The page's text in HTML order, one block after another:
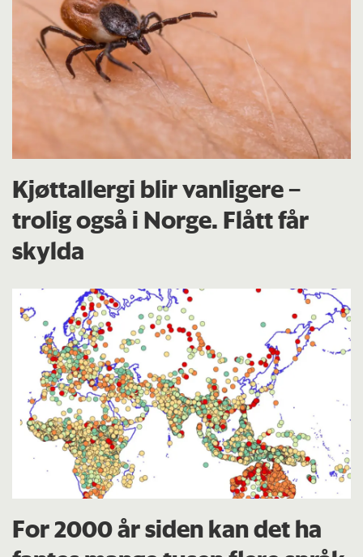
Kjøttallergi blir vanligere –
trolig også i Norge. Flått får
skylda
For 2000 år siden kan det ha